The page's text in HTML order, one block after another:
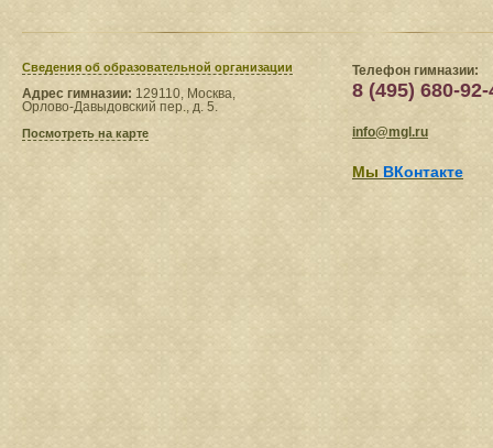
Сведения​ об образовательной организации
Адрес гимназии: 129110, Москва,
Орлово-Давыдовский пер., д. 5.
Посмотреть на карте
Телефон гимназии:
8 (495) 680-92-
info@mgl.ru
Мы ВКонтакте